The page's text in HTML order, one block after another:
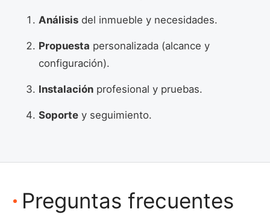
Análisis del inmueble y necesidades.
Propuesta personalizada (alcance y
configuración).
Instalación profesional y pruebas.
Soporte y seguimiento.
Preguntas frecuentes